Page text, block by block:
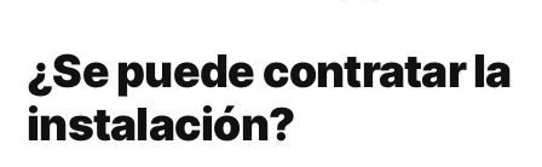
¿Se puede contratar la
instalación?